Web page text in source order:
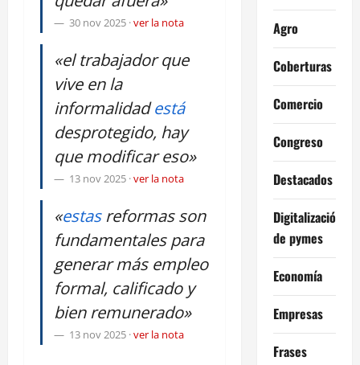
30 nov 2025 ·ver la nota
«el trabajador que
vive en la
informalidadestá
desprotegido, hay
que modificar eso»
13 nov 2025 ·ver la nota
«estasreformas son
fundamentales para
generar más empleo
formal, calificado y
bien remunerado»
13 nov 2025 ·ver la nota
Agro
Coberturas
Comercio
Congreso
Destacados
Digitalización
de pymes
Economía
Empresas
Frases